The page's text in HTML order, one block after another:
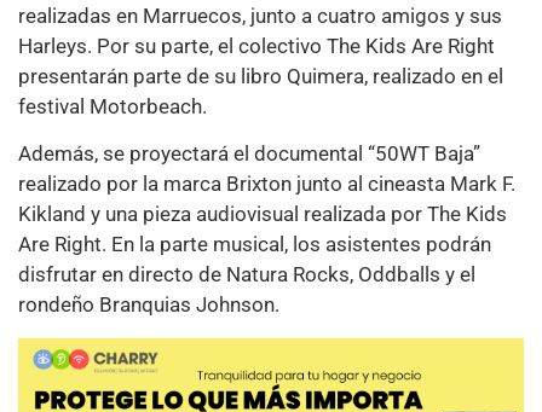
realizadas en Marruecos, junto a cuatro amigos y sus
Harleys. Por su parte, el colectivo The Kids Are Right
presentarán parte de su libro Quimera, realizado en el
festival Motorbeach.
Además, se proyectará el documental “50WT Baja”
realizado por la marca Brixton junto al cineasta Mark F.
Kikland y una pieza audiovisual realizada por The Kids
Are Right. En la parte musical, los asistentes podrán
disfrutar en directo de Natura Rocks, Oddballs y el
rondeño Branquias Johnson.